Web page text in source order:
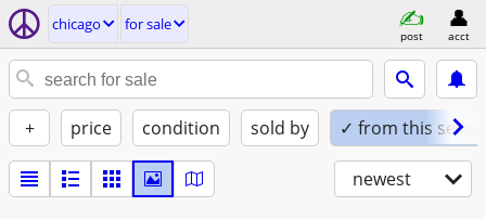
chicago for sale
post acct
+ price condition sold by ✓ from this seller
newest